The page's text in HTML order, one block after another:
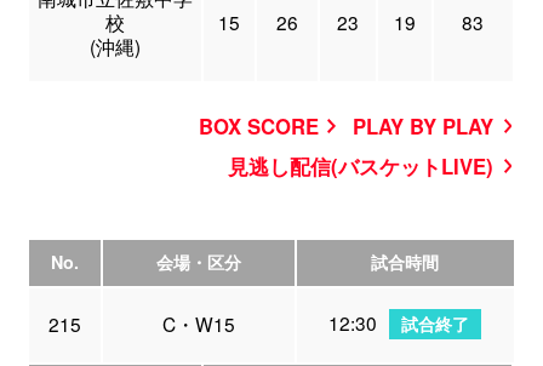
校
(沖縄)
15 26 23 19 83
BOX SCORE
PLAY BY PLAY
見逃し配信(バスケットLIVE)
No. 会場・区分 試合時間
215 C・W15 12:30 試合終了